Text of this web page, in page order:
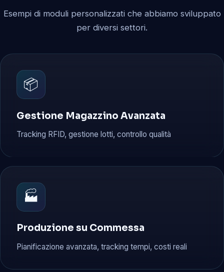
Esempi di moduli personalizzati che abbiamo sviluppato
per diversi settori.
📦
Gestione Magazzino Avanzata
Tracking RFID, gestione lotti, controllo qualità
🏭
Produzione su Commessa
Pianificazione avanzata, tracking tempi, costi reali